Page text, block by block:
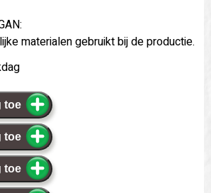
materialen gebruikt bij de productie.
toe
toe
toe